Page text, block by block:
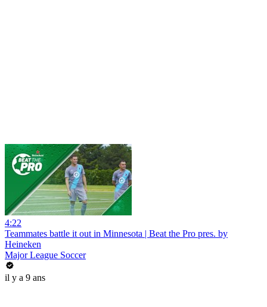
4:22
Teammates battle it out in Minnesota | Beat the Pro pres. by
Heineken
Major League Soccer
il y a 9 ans